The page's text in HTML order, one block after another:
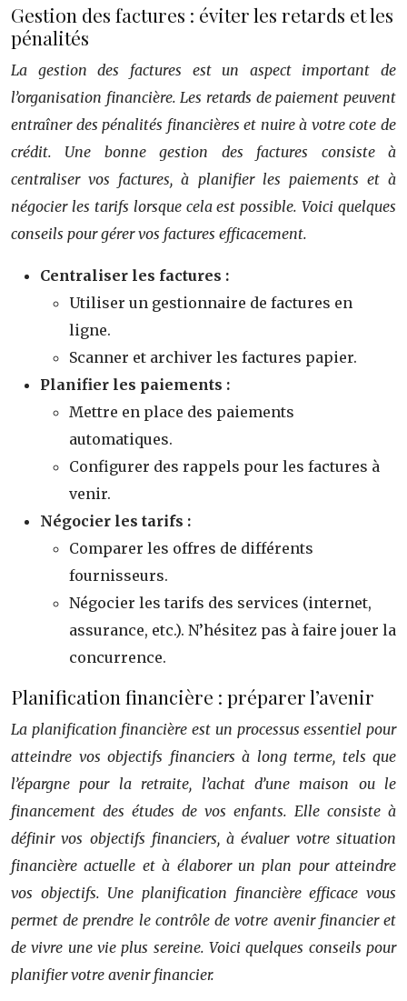
Gestion des factures : éviter les retards et les
pénalités
La gestion des factures est un aspect important de
l’organisation financière. Les retards de paiement peuvent
entraîner des pénalités financières et nuire à votre cote de
crédit. Une bonne gestion des factures consiste à
centraliser vos factures, à planifier les paiements et à
négocier les tarifs lorsque cela est possible. Voici quelques
conseils pour gérer vos factures efficacement.
Centraliser les factures :
Utiliser un gestionnaire de factures en
ligne.
Scanner et archiver les factures papier.
Planifier les paiements :
Mettre en place des paiements
automatiques.
Configurer des rappels pour les factures à
venir.
Négocier les tarifs :
Comparer les offres de différents
fournisseurs.
Négocier les tarifs des services (internet,
assurance, etc.). N’hésitez pas à faire jouer la
concurrence.
Planification financière : préparer l’avenir
La planification financière est un processus essentiel pour
atteindre vos objectifs financiers à long terme, tels que
l’épargne pour la retraite, l’achat d’une maison ou le
financement des études de vos enfants. Elle consiste à
définir vos objectifs financiers, à évaluer votre situation
financière actuelle et à élaborer un plan pour atteindre
vos objectifs. Une planification financière efficace vous
permet de prendre le contrôle de votre avenir financier et
de vivre une vie plus sereine. Voici quelques conseils pour
planifier votre avenir financier.